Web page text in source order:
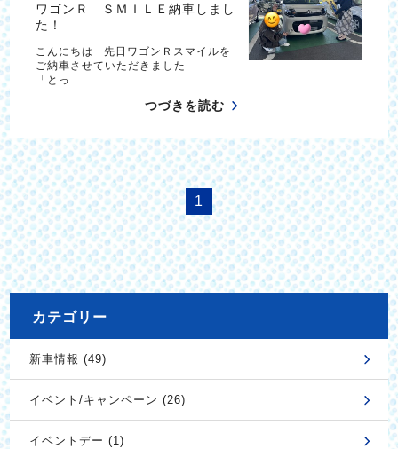
ワゴンＲ ＳＭＩＬＥ納車しまし
た！
こんにちは 先日ワゴンＲスマイルを
ご納車させていただきました
「とっ…
つづきを読む
1
カテゴリー
新車情報 (49)
イベント/キャンペーン (26)
イベントデー (1)